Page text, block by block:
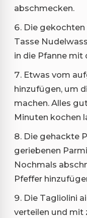
abschmecken.
Die gekochten
Tasse
in die Pfanne mit
Etwas vom
hinzufügen, um
machen. Alles
Minuten kochen
Die gehackte
geriebenen
Nochmals
Pfeffer
Die Tagliolini
verteilen und mit